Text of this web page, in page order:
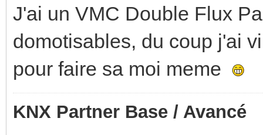
J'ai un VMC Double Flux
domotisables, du coup j'ai
pour faire sa moi meme
KNX Partner Base / Avancé